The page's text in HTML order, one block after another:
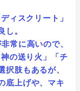
ィスクリート」
し。
常に高いので、
の送り火」「チ
択肢もあるが、
底上げや、マキ